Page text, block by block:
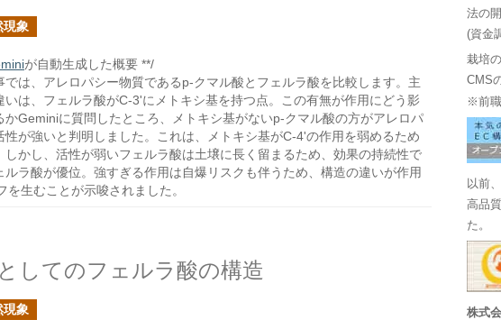
現象
が自動生成した概要 **/
では、アレロパシー物質であるp-クマル酸とフェルラ酸を比較します。主
いは、フェルラ酸がC-3'にメトキシ基を持つ点。この有無が作用にどう影
かGeminiに質問したところ、メトキシ基がないp-クマル酸の方がアレロパ
性が強いと判明しました。これは、メトキシ基がC-4'の作用を弱めるため
しかし、活性が弱いフェルラ酸は土壌に長く留まるため、効果の持続性で
ルラ酸が優位。強すぎる作用は自爆リスクも伴うため、構造の違いが作用
生むことが示唆されました。
してのフェルラ酸の構造
現象
法の
(資金
栽培
CMS
※前
以前
高品
た。
株式